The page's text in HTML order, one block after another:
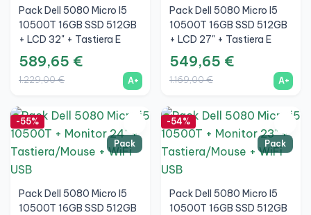
Pack Dell 5080 Micro I5
10500T 16GB SSD 512GB
+ LCD 32" + Tastiera E
Mouse Wireless + WiFi
589,65 €
1.229,00 € A+
Pack Dell 5080 Micro I5
10500T 16GB SSD 512GB
+ LCD 27" + Tastiera E
Mouse Wireless + WiFi
549,65 €
1.169,00 € A+
Pack
-55%
Pack Dell 5080 Micro I5
10500T 16GB SSD 512GB
Pack
-54%
Pack Dell 5080 Micro I5
10500T 16GB SSD 512GB